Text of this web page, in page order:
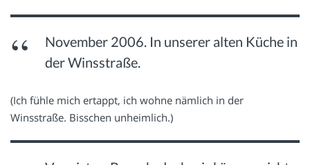
November 2006. In unserer alten Küche in
der Winsstraße.
(Ich fühle mich ertappt, ich wohne nämlich in der
Winsstraße. Bisschen unheimlich.)